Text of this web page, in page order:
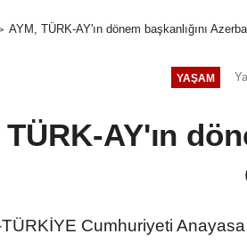
AYM, TÜRK-AY'ın dönem başkanlığını
YAŞAM
TÜRK-AY'ın
Cumhuriyeti